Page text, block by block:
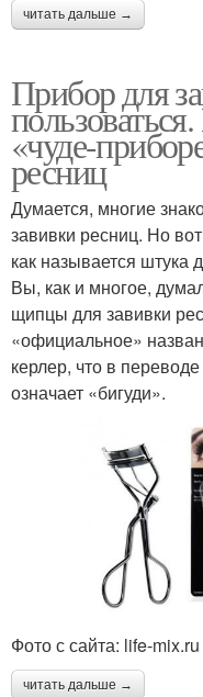
читать дальше →
Прибор для
«чуде-
ресниц
Думается, многие
завивки ресниц. Но
как называется штука
Вы, как и многое,
щипцы для завивки
«официальное»
керлер, что в
означает «бигуди».
Фото с сайта: life-mix.ru
читать дальше →